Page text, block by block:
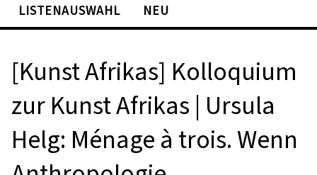
LISTENAUSWAHL
NEU
[Kunst Afrikas] Kolloquium
zur Kunst Afrikas | Ursula
Helg: Ménage à trois. Wenn